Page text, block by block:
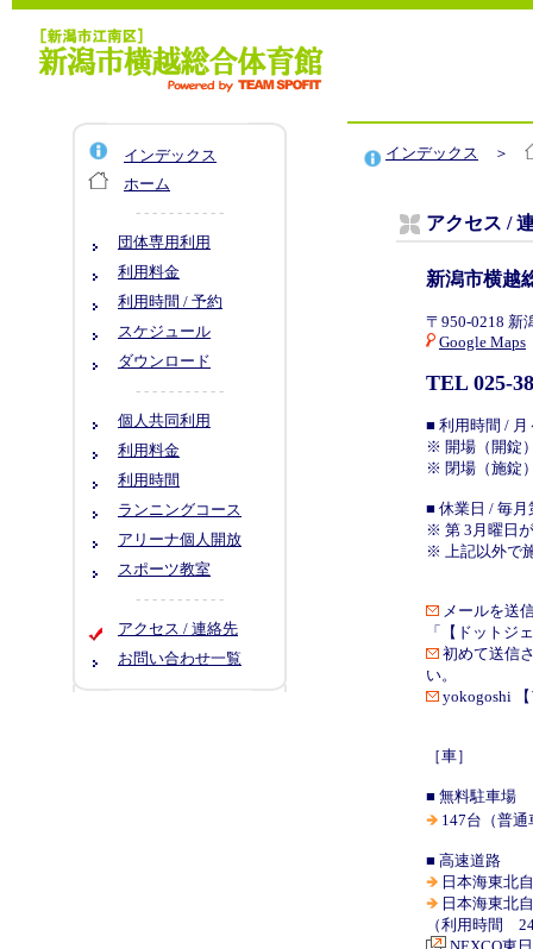
インデックス
ホーム
- - - - - - - - - - -
団体専用利用
利用料金
利用時間 / 予約
スケジュール
ダウンロード
- - - - - - - - - - -
個人共同利用
利用料金
利用時間
ランニングコース
アリーナ個人開放
スポーツ教室
- - - - - - - - - - -
アクセス / 連絡先
お問い合わせ一覧
インデックス ＞
アクセス /
新潟市横
〒950-0218 新
Google Maps
TEL 025-
■ 利用時間 / 月
※ 開場（開錠
※ 閉場（施錠
■ 休業日 / 毎月
※ 第 3月曜日
※ 上記以外で
メールを送
「
【ドットジ
初めて送信
い。
yokogoshi
［車］
■ 無料駐車場
147台（普
■ 高速道路
日本海東北
日本海東北
（利用時間